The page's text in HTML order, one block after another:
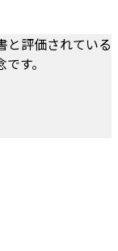
と評価されている
す。